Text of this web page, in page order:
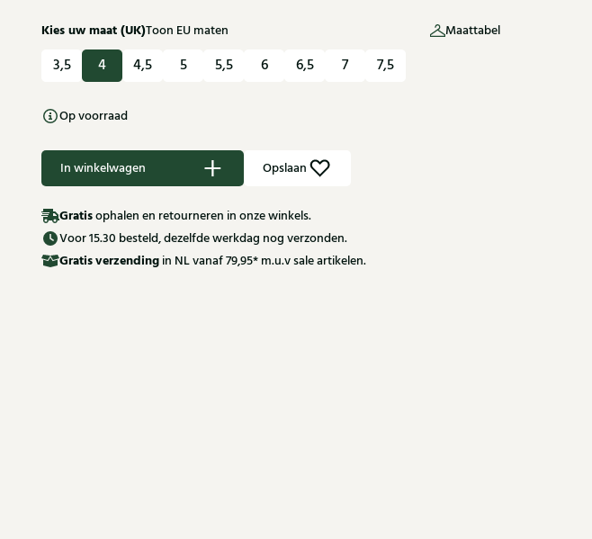
Kies uw maat (UK)Toon EU maten Maattabel
3,5 4 4,5 5 5,5 6 6,5 7 7,5
Op voorraad
In winkelwagen Opslaan
Gratisophalen en retourneren in onze winkels.
Voor 15.30 besteld, dezelfde werkdag nog verzonden.
Gratisverzending in NL vanaf 79,95* m.u.v sale artikelen.